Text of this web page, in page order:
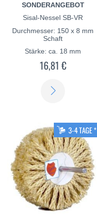
SONDERANGEBOT
Sisal-Nessel SB-VR
Durchmesser: 150 x 8 mm
Schaft
Stärke: ca. 18 mm
16,81 €
3-4 TAGE *